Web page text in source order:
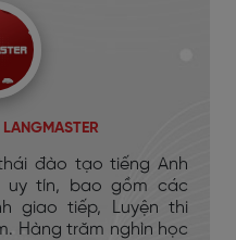
đào tạo tiếng Anh
uy tín, bao gồm các
giao tiếp, Luyện thi
Hàng trăm nghìn học